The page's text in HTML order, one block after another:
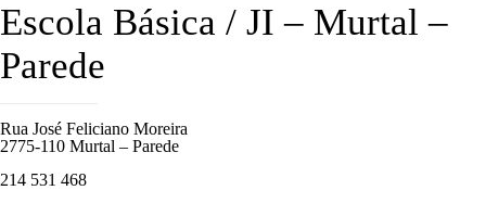
Escola Básica / JI – Murtal –
Parede
Rua José Feliciano Moreira
2775-110 Murtal – Parede
214 531 468